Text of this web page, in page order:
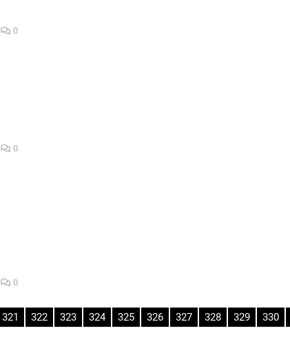
0
0
0
321 322 323 324 325 326 327 328 329 330